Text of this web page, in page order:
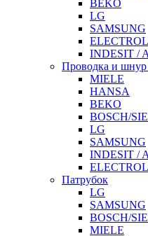
BEKO
LG
SAMSUNG
INDESIT /
Проводка и шнур
MIELE
HANSA
BEKO
BOSCH/
LG
SAMSUNG
INDESIT /
Патрубок
LG
SAMSUNG
BOSCH/
MIELE